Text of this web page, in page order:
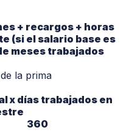
+ recargos + horas
(si el salario base es
meses trabajados
la prima
x días trabajados en